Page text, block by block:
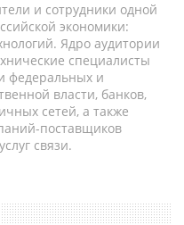
и сотрудники одной
экономики:
Ядро аудитории
специалисты
федеральных и
власти, банков,
сетей, а также
поставщиков
связи.